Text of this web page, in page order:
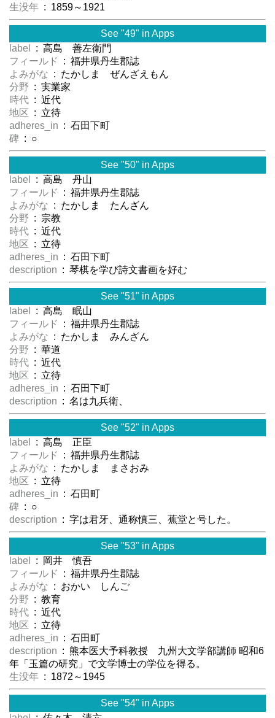
生没年 : 1859～1921
See "49" in Apps
label
: 高島 善左衛門
フィールド
: 福井県丹生郡誌
よみがな : たかしま ぜんざえもん
分野 : 実業家
時代 : 近代
地区 : 立待
adheres_in : 石田下町
碑 : ○
See "50" in Apps
label
: 高島 丹山
フィールド
: 福井県丹生郡誌
よみがな : たかしま たんざん
分野 : 宗教
時代 : 近代
地区 : 立待
adheres_in : 石田下町
description : 琴棋を学び詩文書画を好む
See "51" in Apps
label
: 高島 眠山
フィールド
: 福井県丹生郡誌
よみがな : たかしま みんざん
分野 : 華道
時代 : 近代
地区 : 立待
adheres_in : 石田下町
description : 名は九兵衛、
See "52" in Apps
label
: 高島 正臣
フィールド
: 福井県丹生郡誌
よみがな : たかしま まさおみ
地区 : 立待
adheres_in : 石田町
碑 : ○
description : 字は君牙、通称慎三、蕉堂と号した。
See "53" in Apps
label
: 岡井 慎吾
フィールド
: 福井県丹生郡誌
よみがな : おかい しんご
分野 : 教育
時代 : 近代
地区 : 立待
adheres_in : 石田町
description : 熊本医大予科教授 九州大文学部講師 昭和6
年「玉篇の研究」で文学博士の学位を得る。
生没年 : 1872～1945
See "54" in Apps